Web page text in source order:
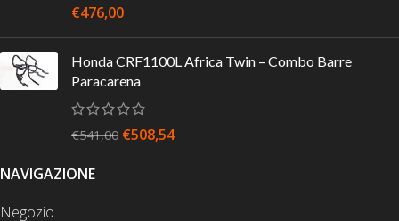
€476,00
Honda CRF1100L Africa Twin – Combo Barre
Paracarena
€541,00 €508,54
NAVIGAZIONE
Negozio